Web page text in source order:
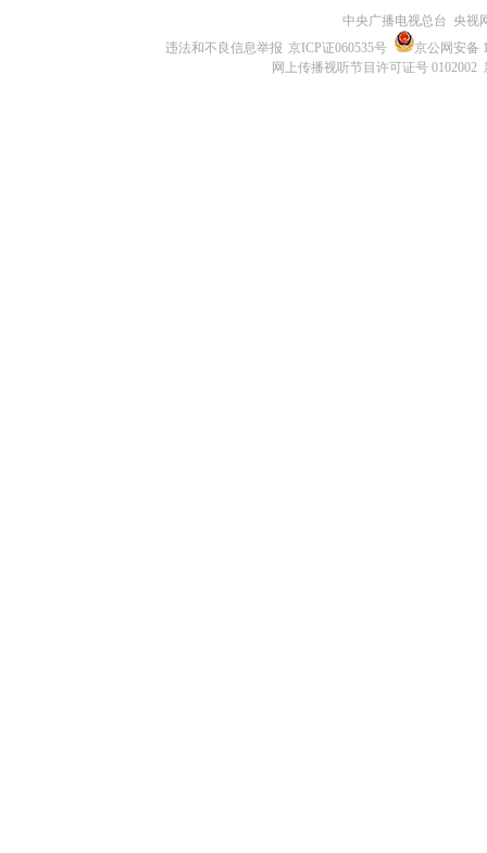
中央广播电视总台 央视
违法和不良信息举报 京ICP证060535号
京公网安备
网上传播视听节目许可证号 0102002